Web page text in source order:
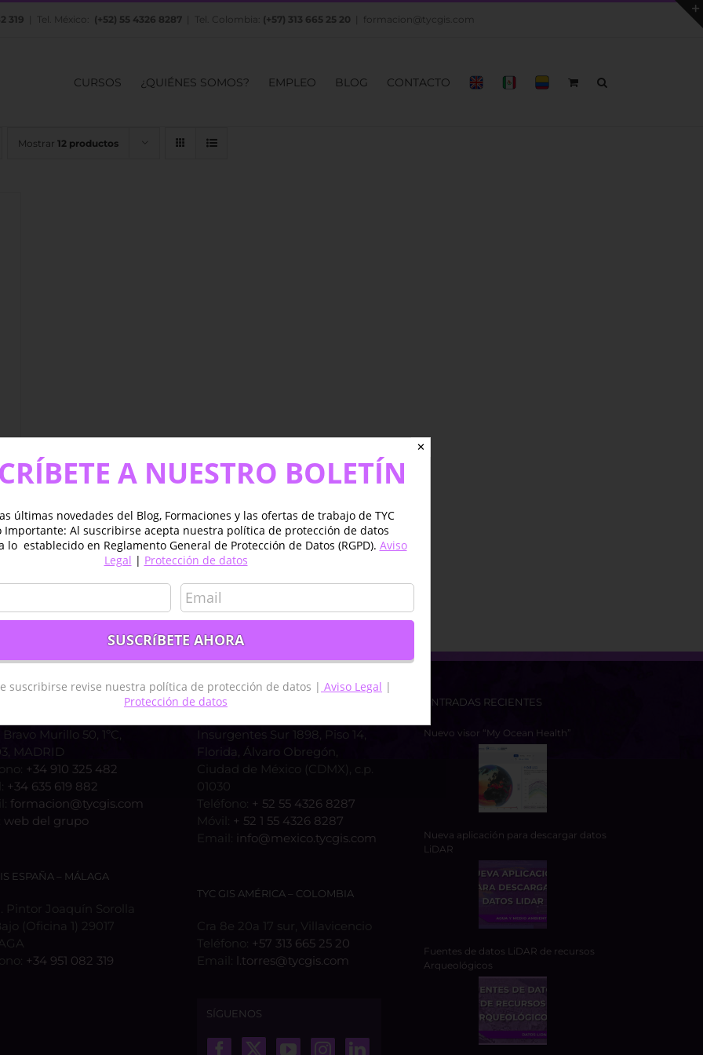
319 | Tel. México: (+52) 55 4326 8287 | Tel. Colombia: (+57) 313 665 25 20 formacion@tycgis.com
CURSOS ¿QUIÉNES SOMOS? EMPLEO BLOG CONTACTO
Mostrar 12 productos
Murillo 50, 1ºC,
MADRID
+34 910 325 482
+34 635 619 882
formacion@tycgis.com
web del grupo
ESPAÑA – MÁLAGA
Pintor Joaquín Sorolla
(Oficina 1) 29017
+34 951 082 319
TYC GIS AMÉRICA – MÉXICO
Insurgentes Sur 1898, Piso 14,
Florida, Álvaro Obregón,
Ciudad de México (CDMX), c.p.
01030
Teléfono: + 52 55 4326 8287
Móvil: + 52 1 55 4326 8287
Email: info@mexico.tycgis.com
TYC GIS AMÉRICA – COLOMBIA
Cra 8e 20a 17 sur, Villavicencio
Teléfono: +57 313 665 25 20
Email: l.torres@tycgis.com
SÍGUENOS
ENTRADAS RECIENTES
Nuevo visor “My Ocean Health”
Nueva aplicación para descargar datos
LiDAR
Fuentes de datos LiDAR de recursos
Arqueológicos
✕
A NUESTRO BOLETÍN
últimas novedades del Blog, Formaciones y las ofertas de trabajo de TYC
Importante: Al suscribirse acepta nuestra política de protección de datos
lo establecido en Reglamento General de Protección de Datos (RGPD). Aviso
Legal | Protección de datos
suscribirse revise nuestra política de protección de datos | Aviso Legal |
Protección de datos